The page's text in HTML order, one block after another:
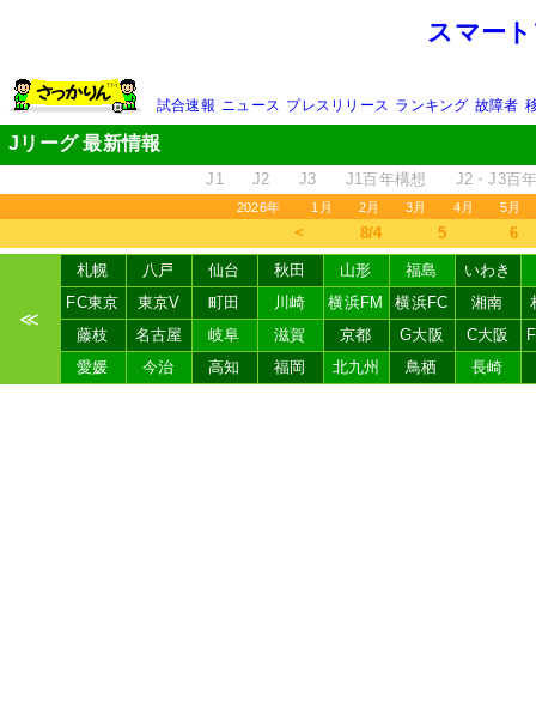
スマー
試合速報 ニュース プレスリリース ランキング 故障者
Jリーグ 最新情報
J1 J2 J3 J1百年構想 J2・J3百
2026年 1月 2月 3月 4月 5月
＜ 8/4 5 6
≪
札幌 八戸 仙台 秋田 山形 福島
いわき
FC東京
東京V 町田 川崎 横浜FM 横浜FC 湘南
藤枝
名古屋 岐阜 滋賀 京都 G大阪 C大阪
愛媛
今治 高知 福岡 北九州 鳥栖 長崎